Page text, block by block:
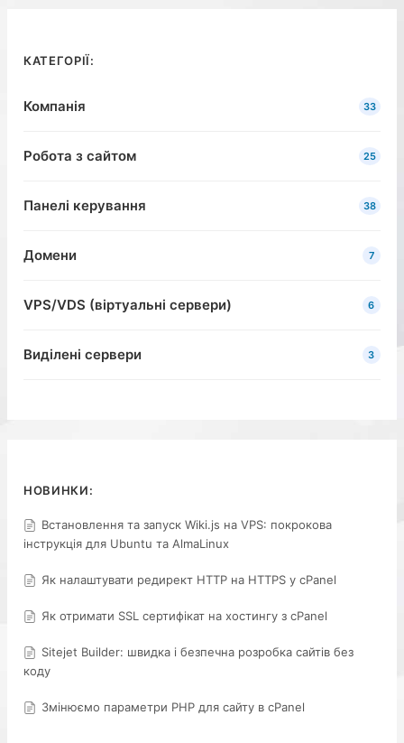
КАТЕГОРІЇ:
Компанія 33
Робота з сайтом 25
Панелі керування 38
Домени 7
VPS/VDS (віртуальні сервери) 6
Виділені сервери 3
НОВИНКИ:
Встановлення та запуск Wiki.js на VPS: покрокова
інструкція для Ubuntu та AlmaLinux
Як налаштувати редирект HTTP на HTTPS у cPanel
Як отримати SSL сертифікат на хостингу з cPanel
Sitejet Builder: швидка і безпечна розробка сайтів без
коду
Змінюємо параметри PHP для сайту в cPanel